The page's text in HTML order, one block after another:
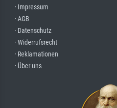
· Impressum
· AGB
· Datenschutz
· Widerrufsrecht
· Reklamationen
· Über uns